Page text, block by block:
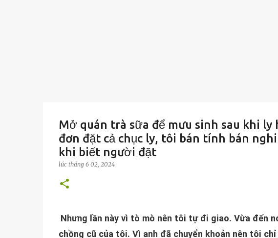
Mở quán trà sữa để mưu sinh sau khi ly
đơn đặt cả chục ly, tôi bán tính bán
khi biết người đặt
lúc tháng 6 02, 2024
Nhưng lần này vì tò mò nên tôi tự đi giao. Vừa đến
chồng cũ của tôi. Vì anh đã chuyển khoản nên tôi